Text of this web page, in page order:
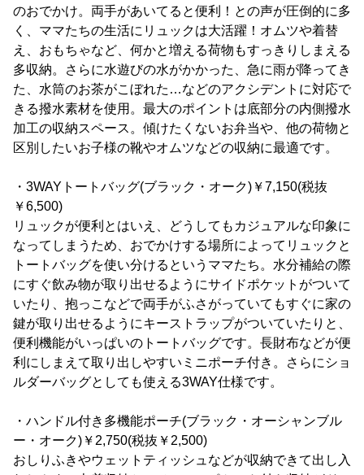
のおでかけ。両手があいてると便利！との声が圧倒的に多
く、ママたちの生活にリュックは大活躍！オムツや着替
え、おもちゃなど、何かと増える荷物もすっきりしまえる
多収納。さらに水遊びの水がかかった、急に雨が降ってき
た、水筒のお茶がこぼれた…などのアクシデントに対応で
きる撥水素材を使用。最大のポイントは底部分の内側撥水
加工の収納スペース。傾けたくないお弁当や、他の荷物と
区別したいお子様の靴やオムツなどの収納に最適です。
・3WAYトートバッグ(ブラック・オーク)￥7,150(税抜
￥6,500)
リュックが便利とはいえ、どうしてもカジュアルな印象に
なってしまうため、おでかけする場所によってリュックと
トートバッグを使い分けるというママたち。水分補給の際
にすぐ飲み物が取り出せるようにサイドポケットがついて
いたり、抱っこなどで両手がふさがっていてもすぐに家の
鍵が取り出せるようにキーストラップがついていたりと、
便利機能がいっぱいのトートバッグです。長財布などが便
利にしまえて取り出しやすいミニポーチ付き。さらにショ
ルダーバッグとしても使える3WAY仕様です。
・ハンドル付き多機能ポーチ(ブラック・オーシャンブル
ー・オーク)￥2,750(税抜￥2,500)
おしりふきやウェットティッシュなどが収納できて出し入